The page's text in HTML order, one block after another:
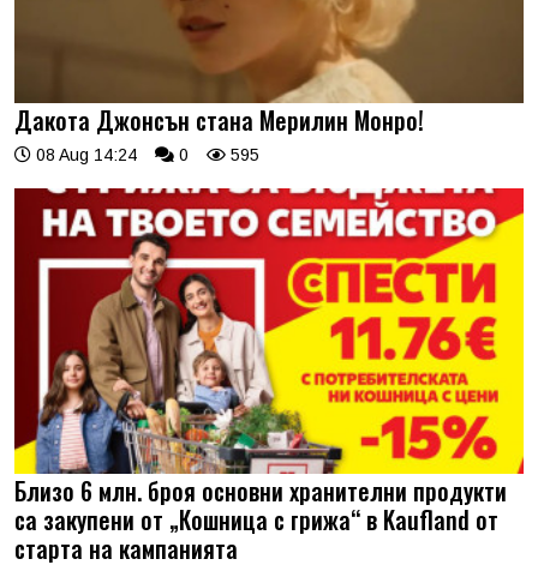
Дакота Джонсън стана Мерилин Монро!
08 Aug 14:24 0 595
Близо 6 млн. броя основни хранителни продукти
са закупени от „Кошница с грижа“ в Kaufland от
старта на кампанията